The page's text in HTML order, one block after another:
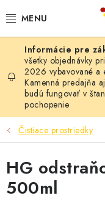
na
FARBY A LAKY
STAVEBNÁ CHÉMIA
MALIARSKE POTREBY
NÁRADIE
všetky objednávky
2026 vybavované a
Kamenná predajňa
budú fungovať v
pochopenie
Čistiace prostriedky
HG
500ml